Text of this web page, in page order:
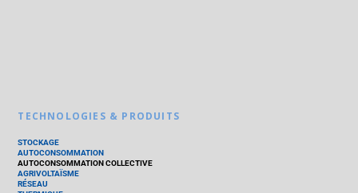
TECHNOLOGIES & PRODUITS
STOCKAGE
AUTOCONSOMMATION
AUTOCONSOMMATION COLLECTIVE
AGRIVOLTAÏSME
RÉSEAU